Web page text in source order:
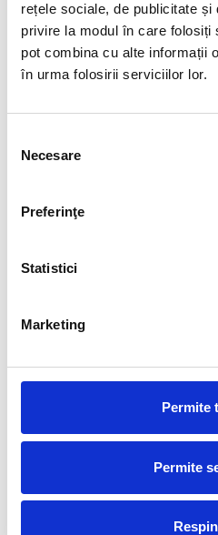
rețele sociale, de publicitate
privire la modul în care folosiți
pot combina cu alte informații
în urma folosirii serviciilor lor.
consimțământului
Necesare
Preferinţe
Statistici
Marketing
Permite
Permite
Edenia a intrat în primăvara acestui
semnarea unui parteneriat pentru
Sportiv Român, și au pornit împreună
Olimpice Paris 2024.
FUELLED BY